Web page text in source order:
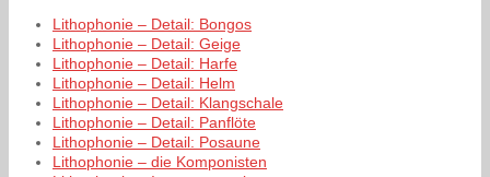
Lithophonie – Detail: Bongos
Lithophonie – Detail: Geige
Lithophonie – Detail: Harfe
Lithophonie – Detail: Helm
Lithophonie – Detail: Klangschale
Lithophonie – Detail: Panflöte
Lithophonie – Detail: Posaune
Lithophonie – die Komponisten